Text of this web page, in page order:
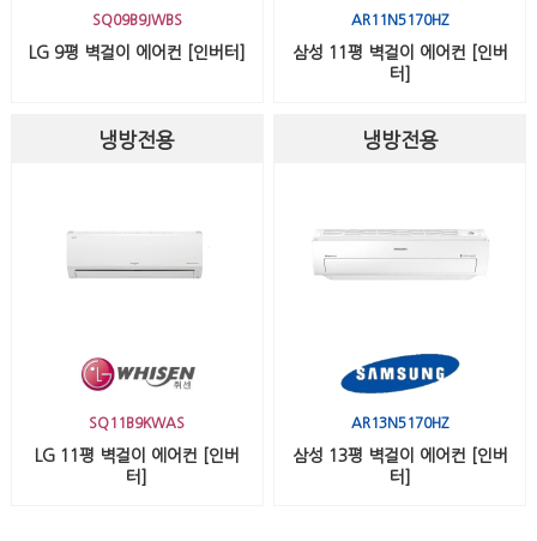
SQ09B9JWBS
LG 9평 벽걸이 에어컨 [인버터]
AR11N5170HZ
삼성 11평 벽걸이 에어컨 [인버
터]
냉방전용
SQ11B9KWAS
LG 11평 벽걸이 에어컨 [인버
터]
냉방전용
AR13N5170HZ
삼성 13평 벽걸이 에어컨 [인버
터]